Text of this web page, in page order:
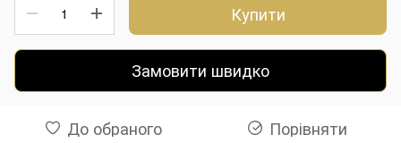
Купити
Замовити швидко
До обраного Порівняти